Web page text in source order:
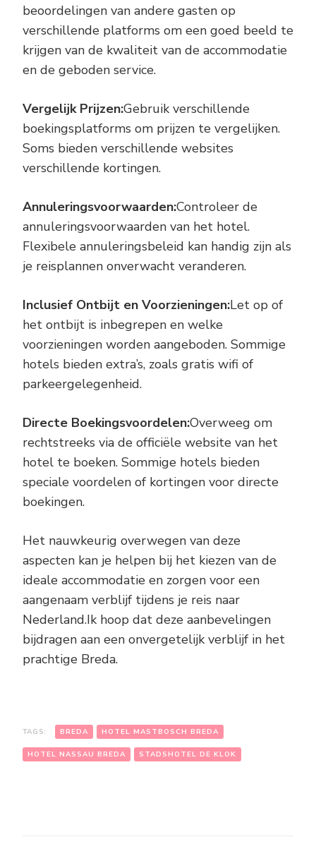
beoordelingen van andere gasten op
verschillende platforms om een goed beeld te
krijgen van de kwaliteit van de accommodatie
en de geboden service.
Vergelijk Prijzen:Gebruik verschillende
boekingsplatforms om prijzen te vergelijken.
Soms bieden verschillende websites
verschillende kortingen.
Annuleringsvoorwaarden:Controleer de
annuleringsvoorwaarden van het hotel.
Flexibele annuleringsbeleid kan handig zijn als
je reisplannen onverwacht veranderen.
Inclusief Ontbijt en Voorzieningen:Let op of
het ontbijt is inbegrepen en welke
voorzieningen worden aangeboden. Sommige
hotels bieden extra’s, zoals gratis wifi of
parkeergelegenheid.
Directe Boekingsvoordelen:Overweeg om
rechtstreeks via de officiële website van het
hotel te boeken. Sommige hotels bieden
speciale voordelen of kortingen voor directe
boekingen.
Het nauwkeurig overwegen van deze
aspecten kan je helpen bij het kiezen van de
ideale accommodatie en zorgen voor een
aangenaam verblijf tijdens je reis naar
Nederland.Ik hoop dat deze aanbevelingen
bijdragen aan een onvergetelijk verblijf in het
prachtige Breda.
TAGS: BREDA HOTEL MASTBOSCH BREDA
HOTEL NASSAU BREDA STADSHOTEL DE KLOK